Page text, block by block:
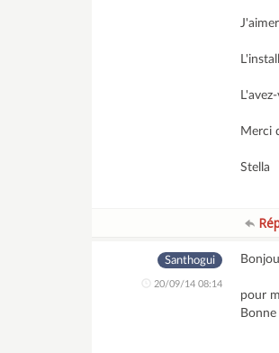
Merci
Stella
Santhogui
20/09/14 08:14
pour